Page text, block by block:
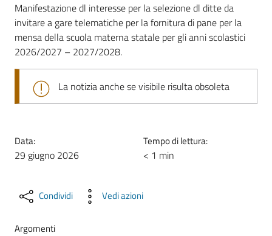
Manifestazione dl interesse per la selezione dl ditte da
invitare a gare telematiche per la fornitura di pane per la
mensa della scuola materna statale per gli anni scolastici
2026/2027 – 2027/2028.
La notizia anche se visibile risulta obsoleta
Data:
29 giugno 2026
Tempo di lettura:
< 1 min
Condividi Vedi azioni
Argomenti